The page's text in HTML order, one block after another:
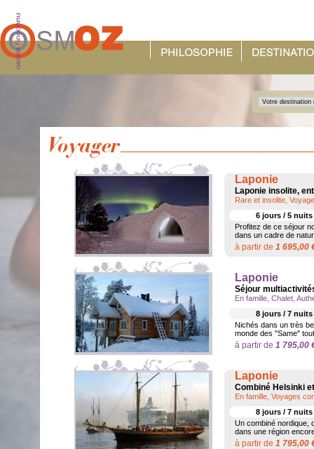
Laponie
Laponie insolite,
Rare et insolite,
6 jours / 5 nuits
Profitez de ce séjour
dans un cadre de
à partir de 1 695,00
Laponie
Séjour
En famille, Chalet,
8 jours / 7 nuits
Nichés dans un très
monde des "Same"
à partir de 1 795,00
Laponie
Combiné Helsinki
En famille, Voyages
8 jours / 7 nuits
Un combiné nordique,
dans une région
à partir de 1 795,00